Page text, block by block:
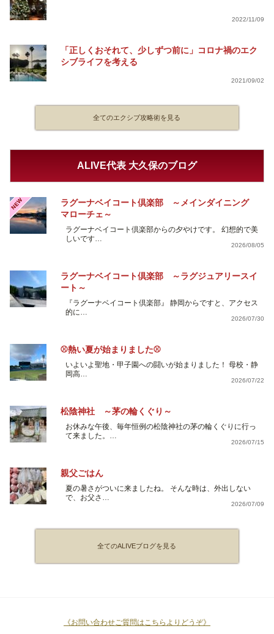
2022/11/09
「正しくおそれて、少しずつ前に」コロナ禍のエク
シブライフを考える
2021/09/02
全てのエクシブ攻略術を見る
ALIVE代表 大久保のブログ
NEW
ラグーナベイコート倶楽部 ～メインダイニング
マローチェ～
ラグーナベイコート倶楽部からの夕やけです。 幻想的で美
しいです…
2026/08/05
ラグーナベイコート倶楽部 ～ラグジュアリースイ
ート～
『ラグーナベイコート倶楽部』 静岡からですと、アクセス
的に…
2026/07/30
⚾熱い夏が始まりました⚾
いよいよ聖地・甲子園への闘いが始まりました！ 母校・静
岡高…
2026/07/22
松陰神社 ～茅の輪くぐり～
お休みな午後、毎年恒例の松陰神社の茅の輪くぐりに行っ
て来ました。…
2026/07/15
親父ごはん
夏の暑さがついに来ましたね。 そんな時は、外出しない
で、お父さ…
2026/07/09
全てのALIVEブログを見る
《お問い合わせご質問はこちらよりどうぞ》